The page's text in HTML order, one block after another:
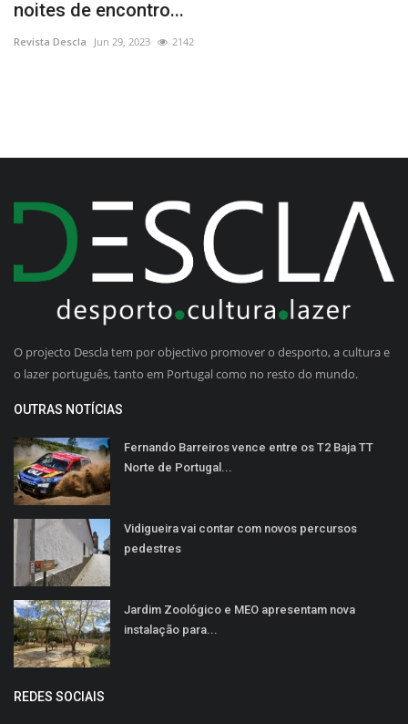
noites de encontro...
Revista Descla Jun 29, 2023 2142
O projecto Descla tem por objectivo promover o desporto, a cultura e
o lazer português, tanto em Portugal como no resto do mundo.
OUTRAS NOTÍCIAS
Fernando Barreiros vence entre os T2 Baja TT
Norte de Portugal...
Vidigueira vai contar com novos percursos
pedestres
Jardim Zoológico e MEO apresentam nova
instalação para...
REDES SOCIAIS